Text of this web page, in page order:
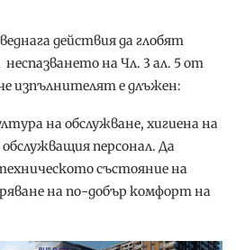
действия да глобят
неспазването на Чл. 3 ал. 5 от
изпълнителят е длъжен:
на обслужване, хигиена на
персонал. Да
състояние на
на по-добър комфорт на